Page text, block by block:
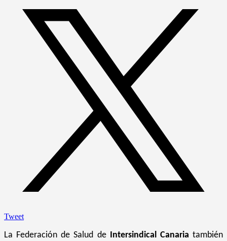
Tweet
La Federación de Salud de Intersindical Canaria también